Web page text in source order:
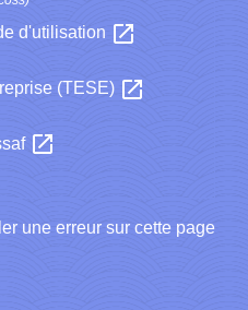
d'utilisation open_in_new
(TESE) open_in_new
open_in_new
une erreur sur cette page